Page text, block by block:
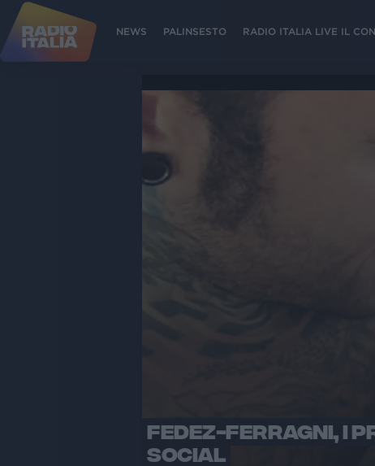
NEWS PALINSESTO RADIO ITALIA LIVE IL
FEDEZ-FERRAGNI, I
SOCIAL